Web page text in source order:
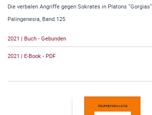
Die verbalen Angriffe gegen Sokrates in Platons "Gorgias"
Palingenesia, Band 125
2021 | Buch - Gebunden
2021 | E-Book - PDF